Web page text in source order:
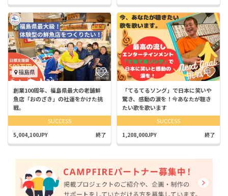
福島県
創業100周年、福島県最大の老舗鮮
魚店「おのざき」の社運をかけた挑
戦。
SUCCESS
5,004,100JPY 終了
「てるてるソング」で日本に笑いや
驚き、感動の涙を！今あなたが聴き
たい歌を歌います
SUCCESS
1,208,000JPY 終了